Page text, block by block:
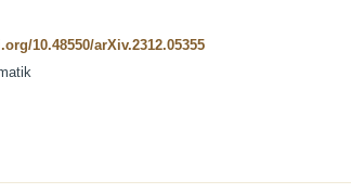
10.48550/arXiv.2312.05355